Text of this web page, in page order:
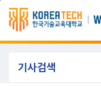
주메뉴 바로가기
본문 바로가기
기사검색